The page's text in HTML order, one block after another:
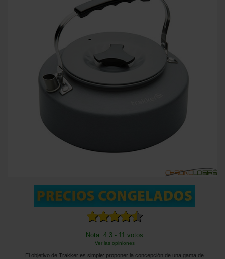
Nota: 4.3 - 11 votos
Ver las opiniones
El objetivo de Trakker es simple: proponer la concepción de una gama de